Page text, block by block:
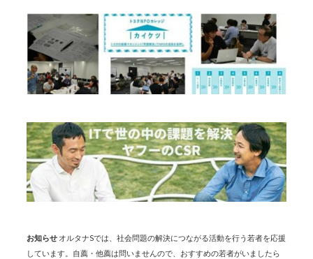
お知らせ オルタナSでは、社会問題の解決につながる活動を行う若者を応援
しています。自薦・他薦は問いませんので、おすすめの若者がいましたら